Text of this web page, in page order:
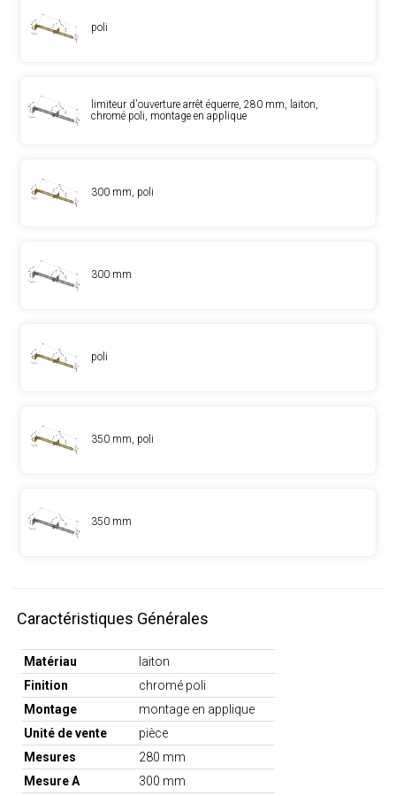
poli
limiteur d'ouverture arrêt équerre, 280 mm, laiton,
chromé poli, montage en applique
300 mm, poli
300 mm
poli
350 mm, poli
350 mm
Caractéristiques Générales
Matériau
laiton
Finition
chromé poli
Montage
montage en applique
Unité de vente
pièce
Mesures
280 mm
Mesure A
300 mm